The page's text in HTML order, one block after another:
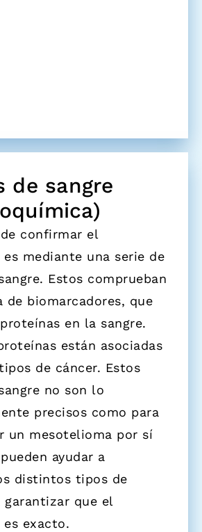
de sangre
confirmar el
mediante una serie de
Estos comprueban
de biomarcadores, que
en la sangre.
están asociadas
de cáncer. Estos
no son lo
precisos como para
un mesotelioma por sí
ayudar a
distintos tipos de
garantizar que el
exacto.